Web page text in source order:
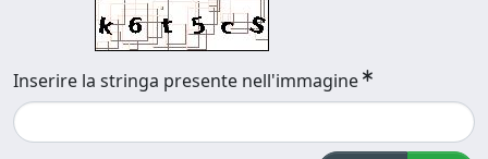
Inserire la stringa presente nell'immagine